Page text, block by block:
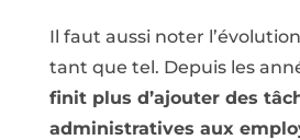
Il faut aussi noter
tant que tel. Depuis les
finit plus d’ajouter des
administratives aux